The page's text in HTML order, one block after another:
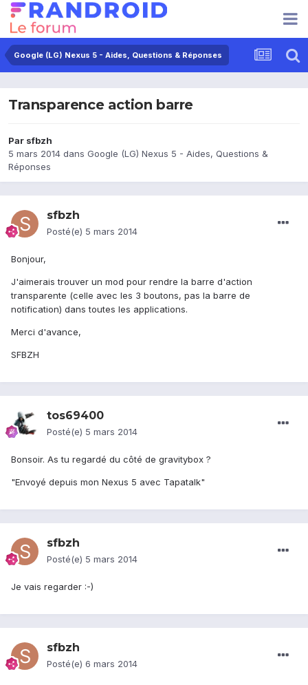
Google (LG) Nexus 5 - Aides, Questions & Réponses
Transparence action barre
Par sfbzh
5 mars 2014 dans Google (LG) Nexus 5 - Aides, Questions &
Réponses
sfbzh
Posté(e) 5 mars 2014
Bonjour,
J'aimerais trouver un mod pour rendre la barre d'action
transparente (celle avec les 3 boutons, pas la barre de
notification) dans toutes les applications.
Merci d'avance,
SFBZH
tos69400
Posté(e) 5 mars 2014
Bonsoir. As tu regardé du côté de gravitybox ?
"Envoyé depuis mon Nexus 5 avec Tapatalk"
sfbzh
Posté(e) 5 mars 2014
Je vais regarder :-)
sfbzh
Posté(e) 6 mars 2014